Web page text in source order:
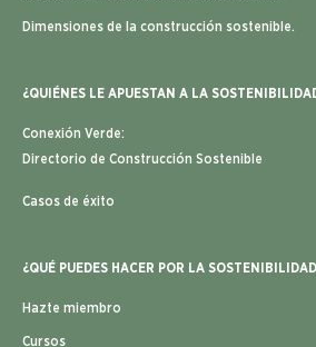
Dimensiones de la construcción sostenible.
¿QUIÉNES LE APUESTAN A LA
Conexión Verde:
Directorio de Construcción Sostenible
Casos de éxito
¿QUÉ PUEDES HACER POR LA
Hazte miembro
Cursos